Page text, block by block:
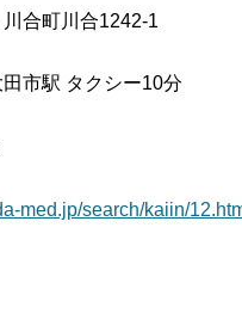
合町川合1242-1
市駅 タクシー10分
med.jp/search/kaiin/